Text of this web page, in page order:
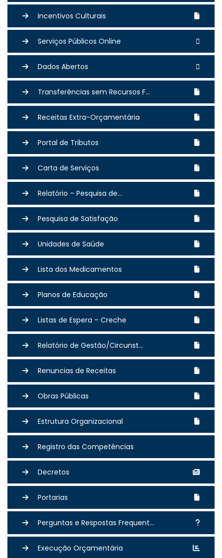
Incentivos Culturais
Serviços Públicos Online
Dados Abertos
Transferências sem Recursos F...
Receitas Extra-Orçamentária
Portal de Tributos
Carta de Serviços
Relatório – Pesquisa de...
Pesquisa de Satisfação
Unidades de Saúde
Lista dos Medicamentos
Planos de Educação
Listas de Espera – Creche
Relatório de Gestão/Circunst...
Renuncias de Receitas
Obras Públicas
Estrutura Organizacional
Registro das Competências
Decretos
Portarias
Perguntas e Respostas Frequent...
Execução Orçamentária